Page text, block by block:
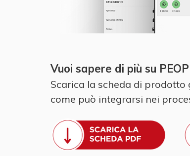
Vuoi sapere di più su
Scarica la scheda di
come può integrarsi nei